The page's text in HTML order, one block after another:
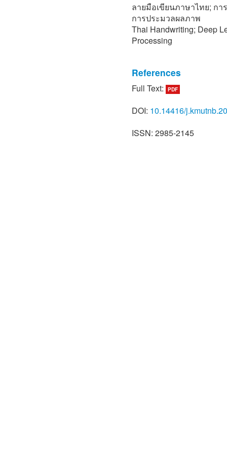
ลายมือเขียนภาษาไทย; กา
การประมวลผลภาพ
Thai Handwriting; Deep
Processing
References
[1] S. Bag and G. Harit,
deformable wavelet
Full Text: PDF
DOI: 10.14416/
ISSN: 2985-2145